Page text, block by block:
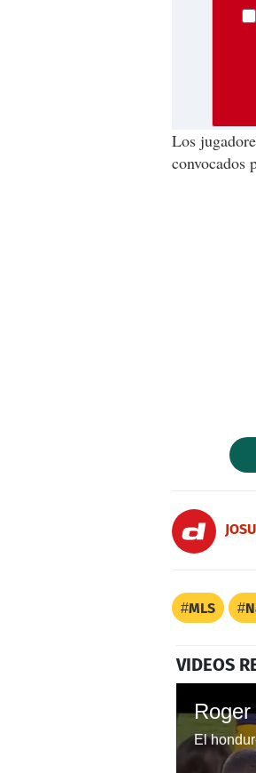
Los
convocados
MLS
VIDEOS